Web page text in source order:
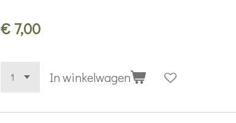
€ 7,00
In winkelwagen